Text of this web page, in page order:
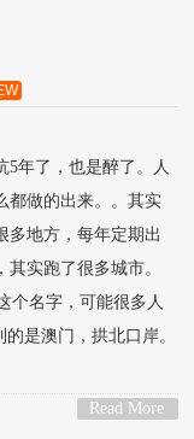
5年了，也是醉了。人
都做的出来。。其实
多地方，每年定期出
其实跑了很多城市。
个名字，可能很多人
是澳门，拱北口岸。
Read More